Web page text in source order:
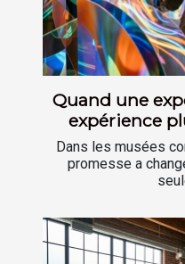
Quand une
expérience
Dans les musées
promesse a